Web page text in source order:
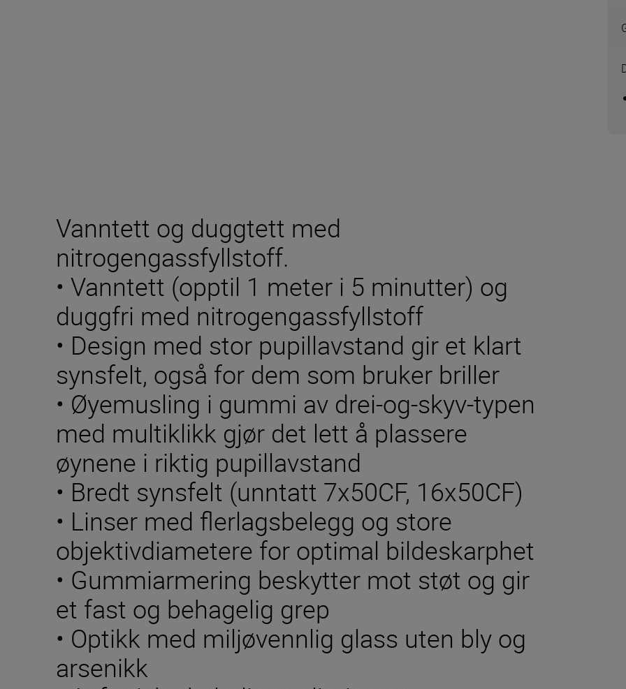
Vanntett og duggtett med
nitrogengassfyllstoff.
• Vanntett (opptil 1 meter i 5 minutter) og
duggfri med nitrogengassfyllstoff
• Design med stor pupillavstand gir et klart
synsfelt, også for dem som bruker briller
• Øyemusling i gummi av drei-og-skyv-typen
med multiklikk gjør det lett å plassere
øynene i riktig pupillavstand
• Bredt synsfelt (unntatt 7x50CF, 16x50CF)
• Linser med flerlagsbelegg og store
objektivdiametere for optimal bildeskarphet
• Gummiarmering beskytter mot støt og gir
et fast og behagelig grep
• Optikk med miljøvennlig glass uten bly og
arsenikk